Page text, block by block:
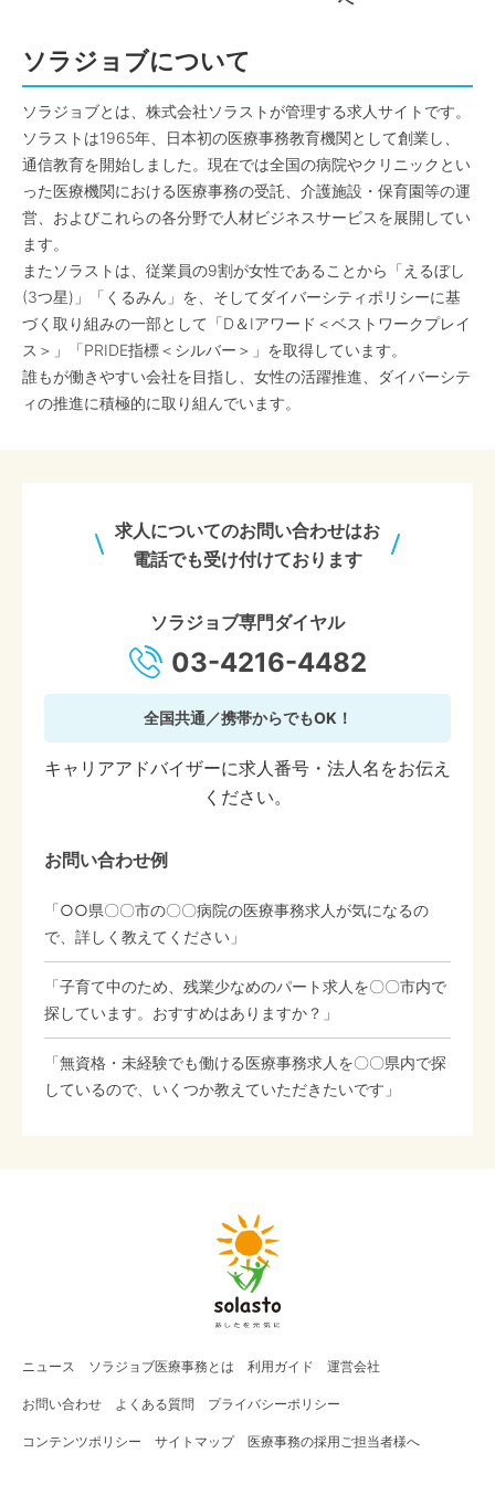
ソラジョブについて
ソラジョブとは、株式会社ソラストが管理する求人サイトです。
ソラストは1965年、日本初の医療事務教育機関として創業し、
通信教育を開始しました。現在では全国の病院やクリニックとい
った医療機関における医療事務の受託、介護施設・保育園等の運
営、およびこれらの各分野で人材ビジネスサービスを展開してい
ます。
またソラストは、従業員の9割が女性であることから「えるぼし
(3つ星)」「くるみん」を、そしてダイバーシティポリシーに基
づく取り組みの一部として「D＆Iアワード＜ベストワークプレイ
ス＞」「PRIDE指標＜シルバー＞」を取得しています。
誰もが働きやすい会社を目指し、女性の活躍推進、ダイバーシテ
ィの推進に積極的に取り組んでいます。
求人についてのお問い合わせはお
電話でも受け付けております
ソラジョブ専門ダイヤル
03-4216-4482
全国共通／携帯からでもOK！
キャリアアドバイザーに求人番号・法人名をお伝え
ください。
お問い合わせ例
「○○県〇〇市の〇〇病院の医療事務求人が気になるの
で、詳しく教えてください」
「子育て中のため、残業少なめのパート求人を〇〇市内で
探しています。おすすめはありますか？」
「無資格・未経験でも働ける医療事務求人を〇〇県内で探
しているので、いくつか教えていただきたいです」
ニュース ソラジョブ医療事務 とは 利用ガイド 運営会社
お問い合わせ よくある質問 プライバシーポリシー
コンテンツポリシー サイトマップ 医療事務の採用ご担当者様へ